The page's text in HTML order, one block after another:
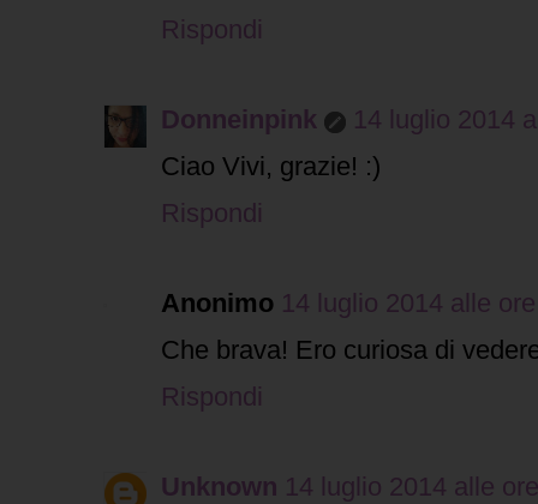
Rispondi
Donneinpink
14 luglio 2014
Ciao Vivi, grazie! :)
Rispondi
Anonimo 14 luglio 2014 alle
Che brava! Ero curiosa di
Rispondi
Unknown 14 luglio 2014 alle